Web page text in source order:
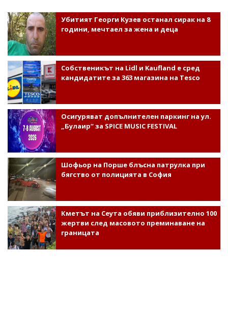
Убитият Георги Кузев останал сирак на 8
години, мечтаел за жена и деца
Собственикът на Lidl и Kaufland е сред
кандидатите за 363 магазина на Tesco
Осигуряват допълнителен паркинг на ул.
„Булаир“ за SPICE MUSIC FESTIVAL
Шофьор на Порше блъсна патрулка при
бягство от полицията в София
Кметът на Сеута обяви приблизително 100
жертви след масовото преминаване на
границата